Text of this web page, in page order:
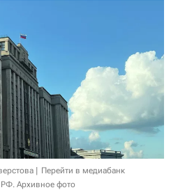
Перейти в медиабанк
Архивное фото